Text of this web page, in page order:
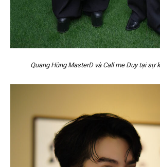
Quang Hùng MasterD và Call me Duy tại sự